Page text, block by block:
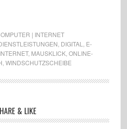
| INTERNET
DIGITAL
E-
INTERNET, MAUSKLICK, ONLINE-
WINDSCHUTZSCHEIBE
& LIKE